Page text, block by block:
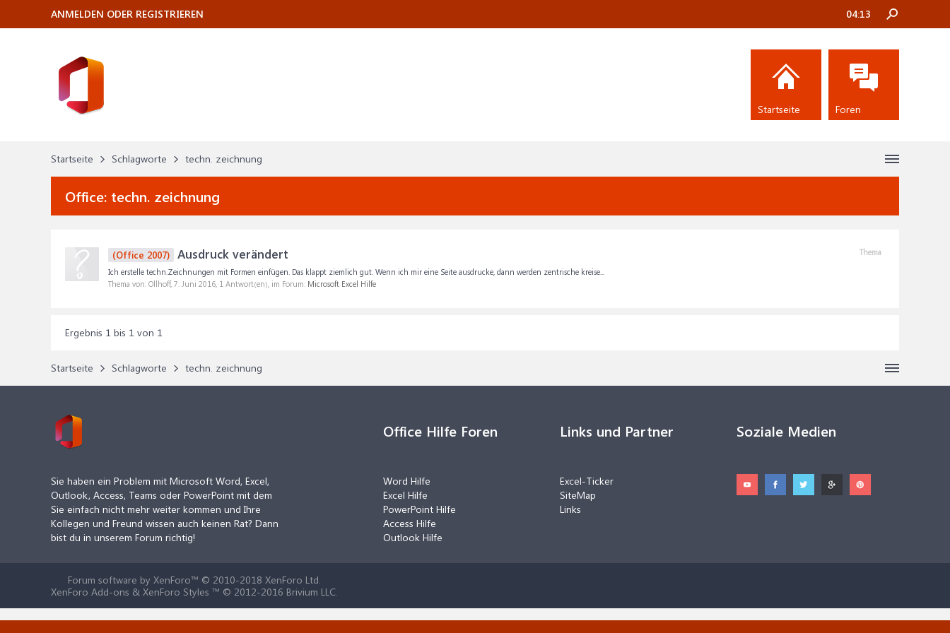
Startseite Schlagworte techn. zeichnung
Office: techn. zeichnung
Thema
(Office 2007) Ausdruck verändert
Ich erstelle techn.Zeichnungen mit Formen einfügen. Das klappt ziemlich gut. Wenn ich mir eine Seite ausdrucke, dann werden zentrische kreise...
Thema von: Ollhoff, 7. Juni 2016, 1 Antwort(en), im Forum: Microsoft Excel Hilfe
Ergebnis 1 bis 1 von 1
Startseite Schlagworte techn. zeichnung
ANMELDEN ODER REGISTRIEREN 04:13
Startseite Foren
Sie haben ein Problem mit Microsoft Word, Excel,
Outlook, Access, Teams oder PowerPoint mit dem
Sie einfach nicht mehr weiter kommen und Ihre
Kollegen und Freund wissen auch keinen Rat? Dann
bist du in unserem Forum richtig!
Office Hilfe Foren
Word Hilfe
Excel Hilfe
PowerPoint Hilfe
Access Hilfe
Outlook Hilfe
Links und Partner
Excel-Ticker
SiteMap
Links
Soziale Medien
Forum software by XenForo™ © 2010-2018 XenForo Ltd.
XenForo Add-ons & XenForo Styles ™ © 2012-2016 Brivium LLC.